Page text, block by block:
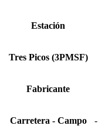
Estación
Tres Picos (3PMSF)
Fabricante
Carretera - Campo -